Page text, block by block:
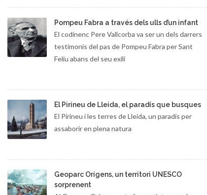
Pompeu Fabra a través dels ulls d’un infant
El codinenc Pere Vallcorba va ser un dels darrers
testimonis del pas de Pompeu Fabra per Sant
Feliu abans del seu exili
El Pirineu de Lleida, el paradís que busques
El Pirineu i les terres de Lleida, un paradís per
assaborir en plena natura
Geoparc Orígens, un territori UNESCO
sorprenent